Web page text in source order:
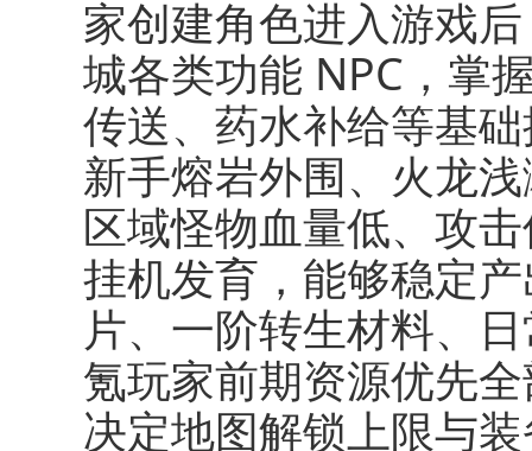
家创建角色进入游戏
城各类功能 NPC，掌
传送、药水补给等基
新手熔岩外围、火龙
区域怪物血量低、攻
挂机发育，能够稳定
片、一阶转生材料、
氪玩家前期资源优先
决定地图解锁上限与